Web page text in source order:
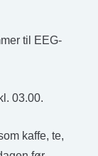
til EEG-
03.00.
kaffe, te,